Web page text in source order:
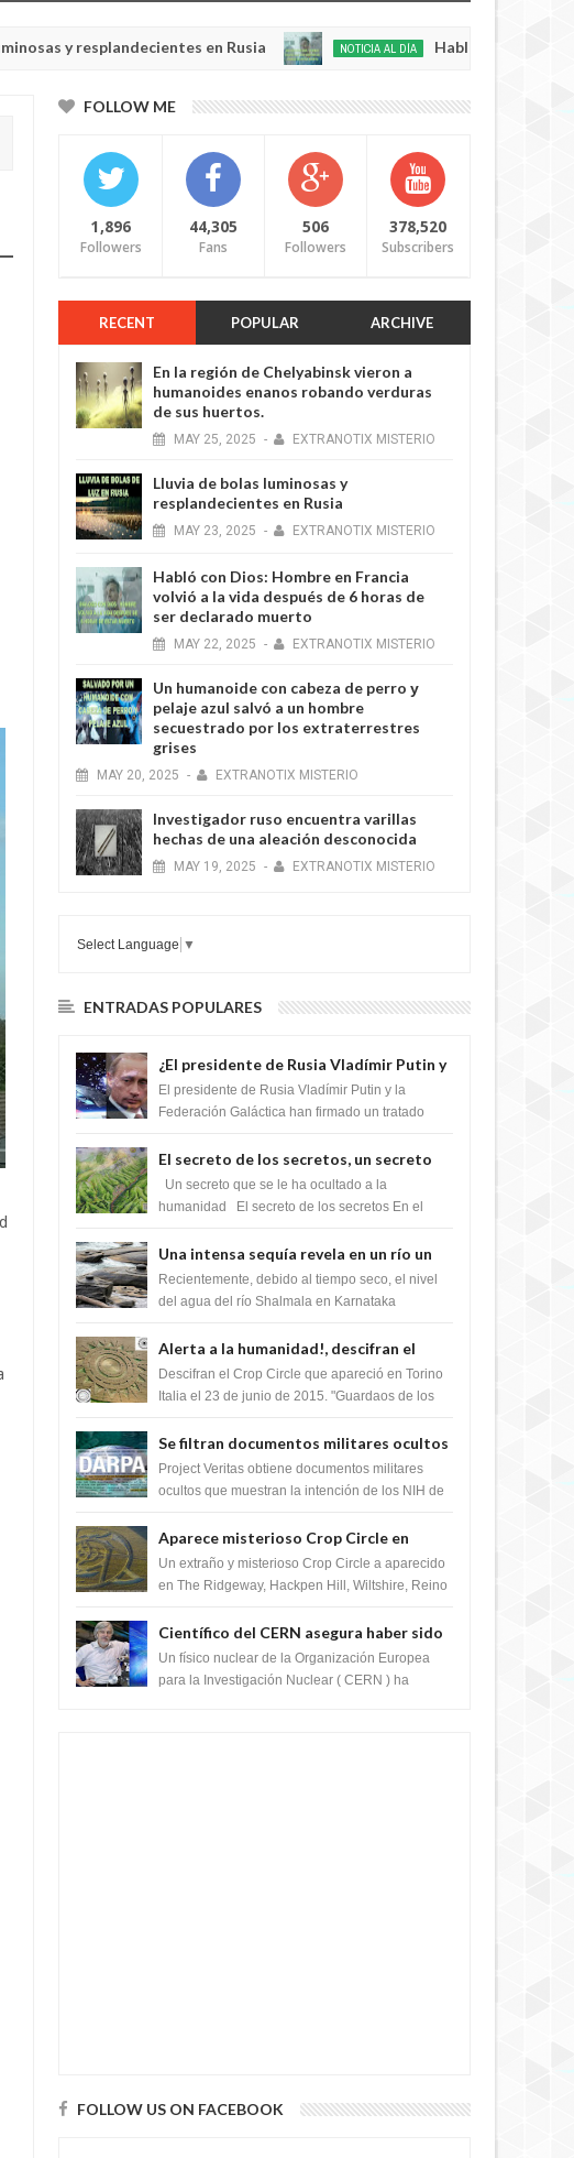
resplandecientes en Rusia
20250
NOTICIA AL DÍA Habló con Dios: Hombre en
FOLLOW ME
1,896
Followers
44,305
Fans
506
Followers
378,520
Subscribers
RECENT POPULAR ARCHIVE
En la región de Chelyabinsk vieron a
humanoides enanos robando verduras
de sus huertos.
MAY 25, 2025 - EXTRANOTIX MISTERIO
Lluvia de bolas luminosas y
resplandecientes en Rusia
MAY 23, 2025 - EXTRANOTIX MISTERIO
Habló con Dios: Hombre en Francia
volvió a la vida después de 6 horas de
ser declarado muerto
MAY 22, 2025 - EXTRANOTIX MISTERIO
Un humanoide con cabeza de perro у
pelaje azul salvó a un hombre
secuestrado por los extraterrestres
grises
MAY 20, 2025 - EXTRANOTIX MISTERIO
Investigador ruso encuentra varillas
hechas de una aleación desconocida
MAY 19, 2025 - EXTRANOTIX MISTERIO
Select Language ▼
ENTRADAS POPULARES
¿El presidente de Rusia Vladímir Putin y
la Federación Galactica han firmado un
tratado para acabar con los Sionistas?
El presidente de Rusia Vladímir Putin y la
Federación Galáctica han firmado un tratado
Si...
El secreto de los secretos, un secreto
que cambiaría por completo el destino
de la humanidad
Un secreto que se le ha ocultado a la
humanidad El secreto de los secretos En el
m...
Una intensa sequía revela en un río un
impresionante hallazgo de miles de
Shiva Lingas
Recientemente, debido al tiempo seco, el nivel
del agua del río Shalmala en Karnataka
Shiv...
Alerta a la humanidad!, descifran el
mensaje del Crop Circle de Torino ,Italia
Descifran el Crop Circle que apareció en Torino
Italia el 23 de junio de 2015. "Guardaos de los
Se filtran documentos militares ocultos
que muestran la intención de los NIH de
crear el SARS-CoV-2, utilizando la
Project Veritas obtiene documentos militares
ocultos que muestran la intención de los NIH de
Aparece misterioso Crop Circle en
Reino Unido 23 de junio 2016
Un extraño y misterioso Crop Circle a aparecido
en The Ridgeway, Hackpen Hill, Wiltshire, Reino
Científico del CERN asegura haber sido
ayudado por seres de luz durante una
prueba del Colisionador de Hadrones
Un físico nuclear de la Organización Europea
para la Investigación Nuclear ( CERN ) ha
FOLLOW US ON FACEBOOK